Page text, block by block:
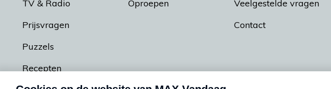
TV & Radio
Prijsvragen
Puzzels
Recepten
Oproepen
Veelgestelde vragen
Contact